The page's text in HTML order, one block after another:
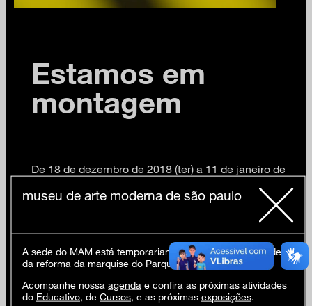
Estamos em
montagem
De 18 de dezembro de 2018 (ter) a 11 de janeiro de
próximas exposições, Novas Aquisições (abertura 12
Contemporânea Brasileira do Acervo do Museu de
Arte Moderna de São Paulo (abertura 22 jan).
A Loja e o Restaurante Prêt fazem uma pausa de fim
de ano. A Loja entre os dias 25 de dezembro de 2018
(ter) e 1 de janeiro de 2019 (ter), voltando com suas
atividades normais no dia 02 de janeiro de 2019
museu de arte moderna de são paulo
A sede do MAM está temporariamente fechada em virtude
da reforma da marquise do Parque Ibirapuera.
Acompanhe nossa agenda e confira as próximas atividades
do Educativo, de Cursos, e as próximas exposições.